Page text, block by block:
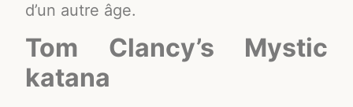
d’un autre âge.
Tom Clancy’s Mystic
katana